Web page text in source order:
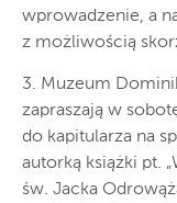
wprowadzenie, a
z możliwością
3. Muzeum
zapraszają w
do kapitularza na
autorką książki pt.
św. Jacka